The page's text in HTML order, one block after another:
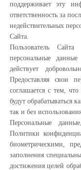
поддерживает эту
ответственность за
недействительных
Сайта.
Пользователь Сайта
персональные
действует
Предоставляя свои
соглашается с тем,
будут обрабатываться
так и без
Персональные
Политики
биометрическими,
заполнения
достижения целей